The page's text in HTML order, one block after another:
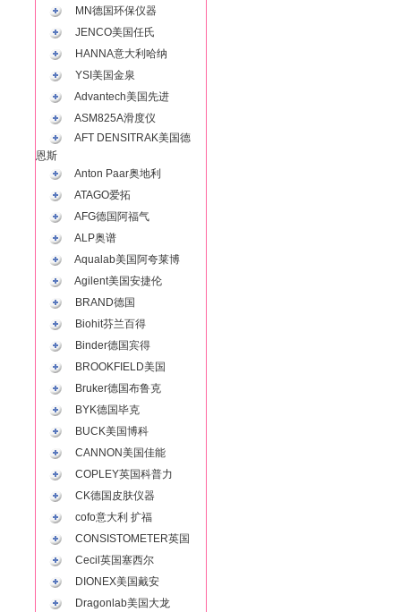
MN德国环保仪器
JENCO美国任氏
HANNA意大利哈纳
YSI美国金泉
Advantech美国先进
ASM825A滑度仪
AFT DENSITRAK美国德
恩斯
Anton Paar奥地利
ATAGO爱拓
AFG德国阿福气
ALP奥谱
Aqualab美国阿夸莱博
Agilent美国安捷伦
BRAND德国
Biohit芬兰百得
Binder德国宾得
BROOKFIELD美国
Bruker德国布鲁克
BYK德国毕克
BUCK美国博科
CANNON美国佳能
COPLEY英国科普力
CK德国皮肤仪器
cofo意大利 扩福
CONSISTOMETER英国
Cecil英国塞西尔
DIONEX美国戴安
Dragonlab美国大龙